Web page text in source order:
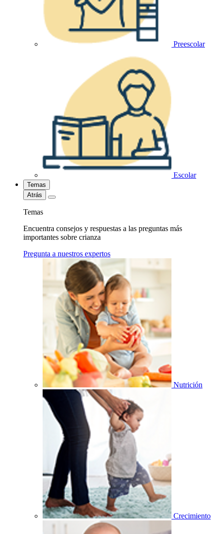
Preescolar
Escolar
Temas
Atrás
Temas
Encuentra consejos y respuestas a las preguntas más
importantes sobre crianza
Pregunta a nuestros expertos
Nutrición
Crecimiento